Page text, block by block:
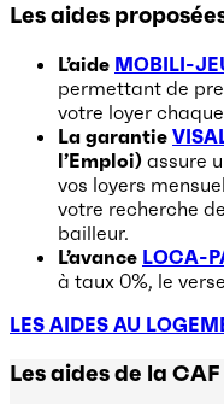
Les aides
L’aide MOBILI-
permettant de
votre loyer
La garantie
l’Emploi) assure
vos loyers
votre recherche
bailleur.
L’avance LOCA-
à taux 0%, le
LES AIDES AU
Les aides de la CAF